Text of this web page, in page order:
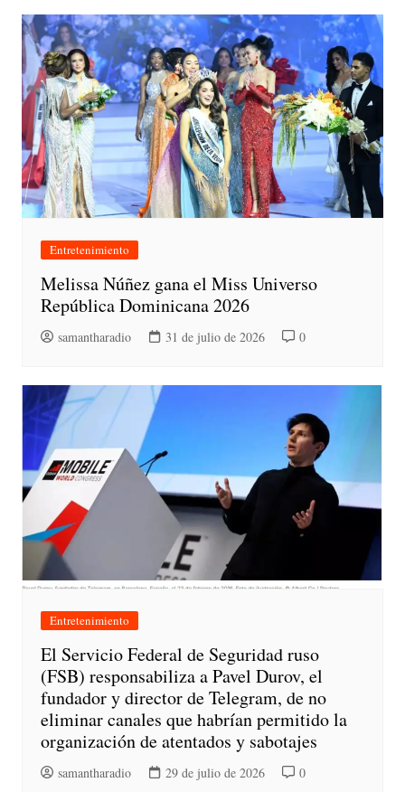
Entretenimiento
Melissa Núñez gana el Miss Universo
República Dominicana 2026
samantharadio 31 de julio de 2026 0
Entretenimiento
El Servicio Federal de Seguridad ruso
(FSB) responsabiliza a Pavel Durov, el
fundador y director de Telegram, de no
eliminar canales que habrían permitido la
organización de atentados y sabotajes
samantharadio 29 de julio de 2026 0